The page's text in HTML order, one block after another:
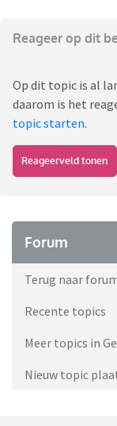
Reageer op dit
Op dit topic is al
daarom is het
topic starten.
Reageerveld tonen
Forum
Terug naar
Recente topics
Meer topics in
Nieuw topic